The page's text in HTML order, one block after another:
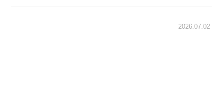
2026.07.02